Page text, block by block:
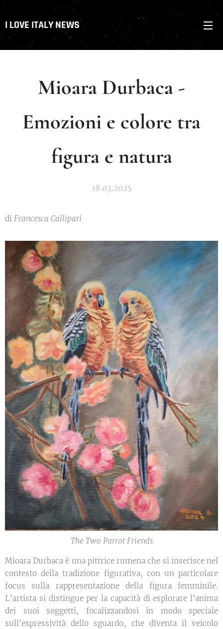
I LOVE ITALY NEWS
Mioara Durbaca -
Emozioni e colore tra
figura e natura
18.03.2025
di Francesca Callipari
The Two Parrot Friends
Mioara Durbaca è una pittrice rumena che si inserisce nel
contesto della tradizione figurativa, con un particolare
focus sulla rappresentazione della figura femminile.
L'artista si distingue per la capacità di esplorare l'anima
dei suoi soggetti, focalizzandosi in modo speciale
sull'espressività dello sguardo, che diventa il veicolo